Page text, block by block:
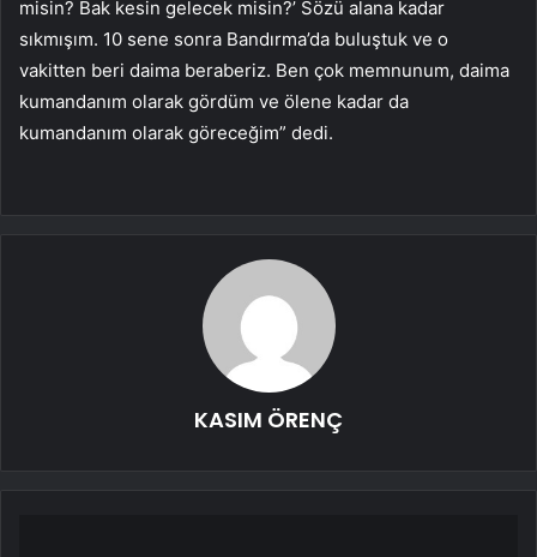
misin? Bak kesin gelecek misin?’ Sözü alana kadar
sıkmışım. 10 sene sonra Bandırma’da buluştuk ve o
vakitten beri daima beraberiz. Ben çok memnunum, daima
kumandanım olarak gördüm ve ölene kadar da
kumandanım olarak göreceğim” dedi.
KASIM ÖRENÇ